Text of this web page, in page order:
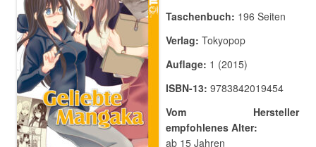
Taschenbuch: 196 Seiten
Verlag: Tokyopop
Auflage: 1 (2015)
ISBN-13: 9783842019454
Vom Hersteller
empfohlenes Alter:
ab 15 Jahren